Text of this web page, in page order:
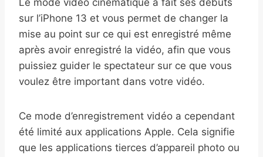
Le mode vidéo cinématique a fait ses débuts
sur l’iPhone 13 et vous permet de changer la
mise au point sur ce qui est enregistré même
après avoir enregistré la vidéo, afin que vous
puissiez guider le spectateur sur ce que vous
voulez être important dans votre vidéo.
Ce mode d’enregistrement vidéo a cependant
été limité aux applications Apple. Cela signifie
que les applications tierces d’appareil photo ou